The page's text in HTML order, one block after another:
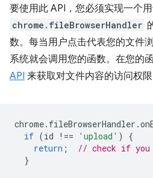
要使用此 API，您必须实现一个
chrome.fileBrowserHandler
数。每当用户点击代表您的文件
系统就会调用您的函数。在您的
API 来获取对文件内容的访问权限
chrome. fileBrowserHandler .
if (id !== 'upload' )
{
return ;
// check if you
}